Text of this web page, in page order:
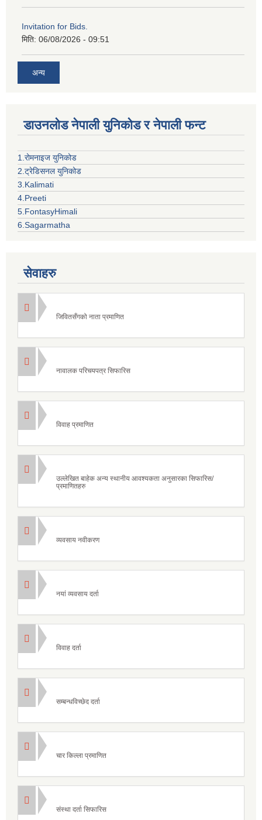
Invitation for Bids.
मिति: 06/08/2026 - 09:51
अन्य
डाउनलोड नेपाली युनिकोड र नेपाली फन्ट
1.रोमनाइज युनिकोड
2.ट्रेडिसनल युनिकोड
3.Kalimati
4.Preeti
5.FontasyHimali
6.Sagarmatha
सेवाहरु
जिवितसँगको नाता प्रमाणित
नावालक परिचयपत्र सिफारिस
विवाह प्रमाणित
उल्लेखित बाहेक अन्य स्थानीय आवश्यकता अनुसारका सिफारिस/
प्रमाणितहरु
व्यवसाय नवीकरण
नयां व्यवसाय दर्ता
विवाह दर्ता
सम्बन्धविच्छेद दर्ता
चार किल्ला प्रमाणित
संस्था दर्ता सिफारिस